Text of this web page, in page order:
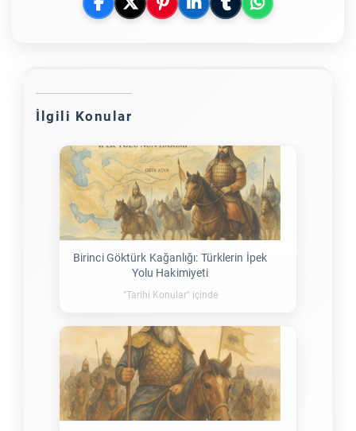
İlgili Konular
Birinci Göktürk Kağanlığı: Türklerin İpek
Yolu Hakimiyeti
"Tarihi Konular" içinde